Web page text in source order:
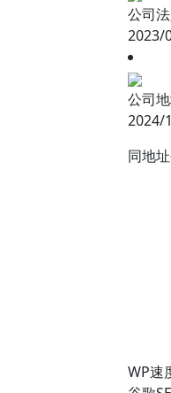
公司
2023/
公司
2024/
同地
WP速